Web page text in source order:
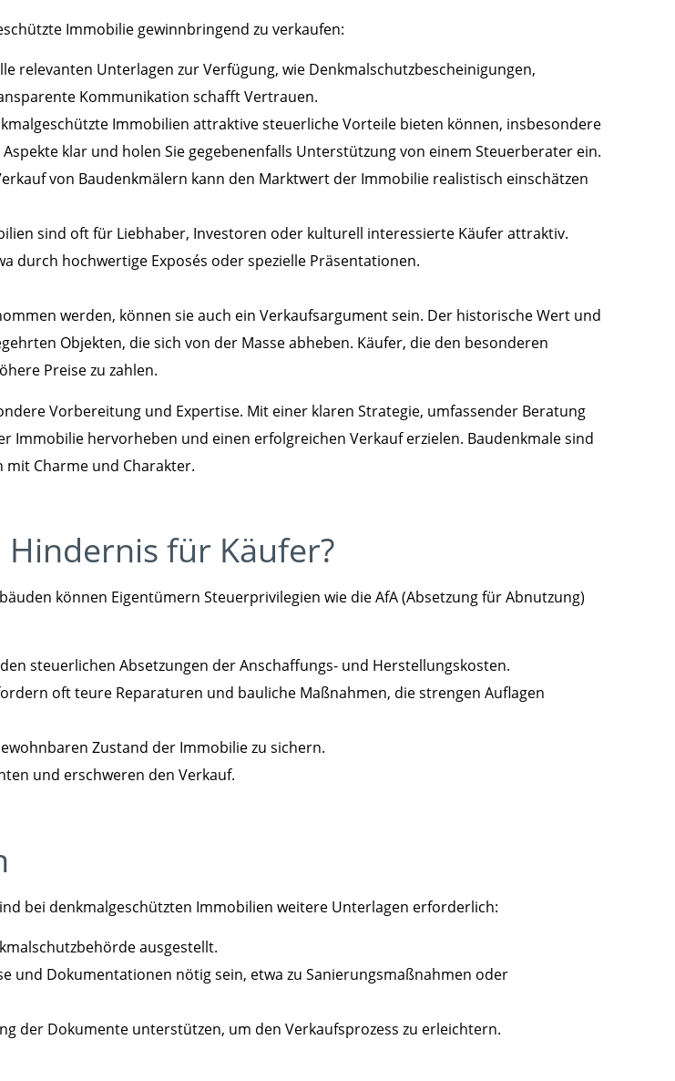
Immobilie gewinnbringend zu verkaufen:
relevanten Unterlagen zur Verfügung, wie Denkmalschutzbescheinigungen,
Kommunikation schafft Vertrauen.
Immobilien attraktive steuerliche Vorteile bieten können, insbesondere
klar und holen Sie gegebenenfalls Unterstützung von einem Steuerberater ein.
von Baudenkmälern kann den Marktwert der Immobilie realistisch einschätzen
sind oft für Liebhaber, Investoren oder kulturell interessierte Käufer attraktiv.
durch hochwertige Exposés oder spezielle Präsentationen.
werden, können sie auch ein Verkaufsargument sein. Der historische Wert und
Objekten, die sich von der Masse abheben. Käufer, die den besonderen
Preise zu zahlen.
Vorbereitung und Expertise. Mit einer klaren Strategie, umfassender Beratung
hervorheben und einen erfolgreichen Verkauf erzielen. Baudenkmale sind
mit Charme und Charakter.
für Käufer?
können Eigentümern Steuerprivilegien wie die AfA (Absetzung für Abnutzung)
steuerlichen Absetzungen der Anschaffungs- und Herstellungskosten.
oft teure Reparaturen und bauliche Maßnahmen, die strengen Auflagen
Zustand der Immobilie zu sichern.
und erschweren den Verkauf.
bei denkmalgeschützten Immobilien weitere Unterlagen erforderlich:
ausgestellt.
und Dokumentationen nötig sein, etwa zu Sanierungsmaßnahmen oder
der Dokumente unterstützen, um den Verkaufsprozess zu erleichtern.